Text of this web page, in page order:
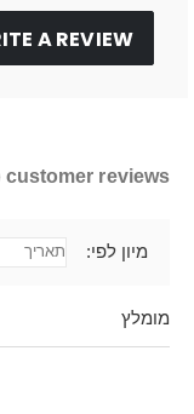
A REVIEW
customer reviews
מומלץ
מיון לפי